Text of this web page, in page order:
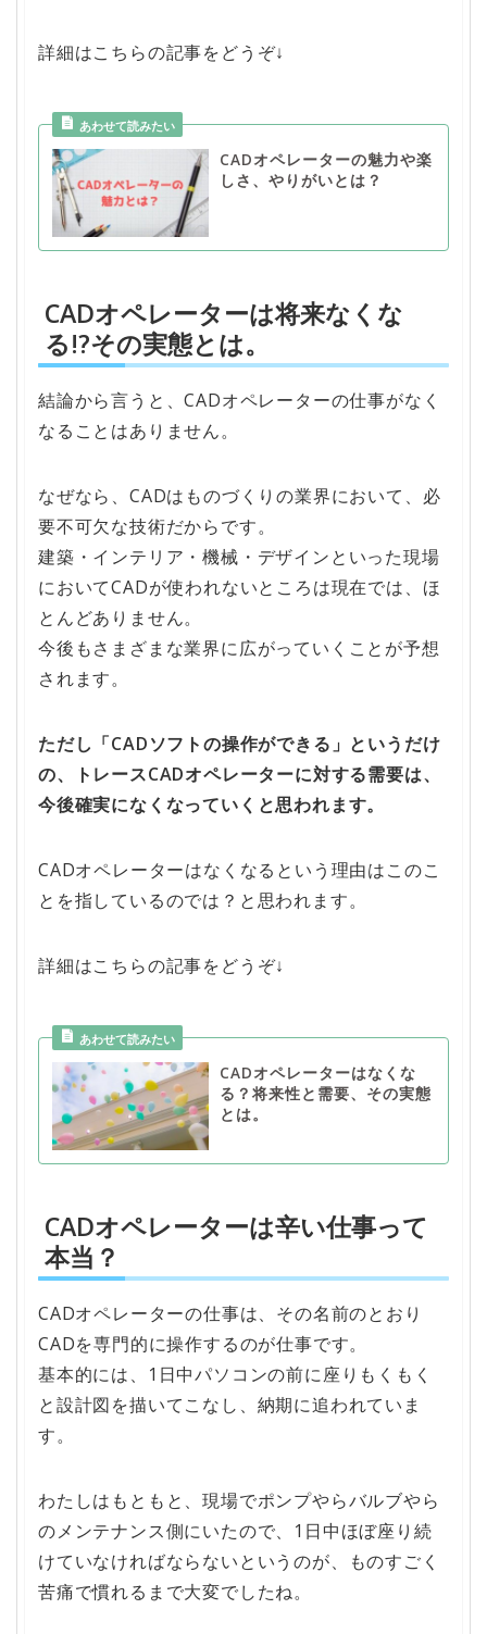
詳細はこちらの記事をどうぞ↓
CADオペレーターの魅力や楽
しさ、やりがいとは？
CADオペレーターは将来なくな
る!?その実態とは。
結論から言うと、CADオペレーターの仕事がなく
なることはありません。
なぜなら、CADはものづくりの業界において、必
要不可欠な技術だからです。
建築・インテリア・機械・デザインといった現場
においてCADが使われないところは現在では、ほ
とんどありません。
今後もさまざまな業界に広がっていくことが予想
されます。
ただし「CADソフトの操作ができる」というだけ
の、トレースCADオペレーターに対する需要は、
今後確実になくなっていくと思われます。
CADオペレーターはなくなるという理由はこのこ
とを指しているのでは？と思われます。
詳細はこちらの記事をどうぞ↓
CADオペレーターはなくな
る？将来性と需要、その実態
とは。
CADオペレーターは辛い仕事って
本当？
CADオペレーターの仕事は、その名前のとおり
CADを専門的に操作するのが仕事です。
基本的には、1日中パソコンの前に座りもくもく
と設計図を描いてこなし、納期に追われていま
す。
わたしはもともと、現場でポンプやらバルブやら
のメンテナンス側にいたので、1日中ほぼ座り続
けていなければならないというのが、ものすごく
苦痛で慣れるまで大変でしたね。